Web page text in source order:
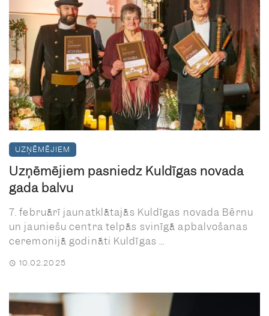
UZŅĒMĒJIEM
Uzņēmējiem pasniedz Kuldīgas novada
gada balvu
7. februārī jaunatklātajās Kuldīgas novada Bērnu
un jauniešu centra telpās svinīgā apbalvošanas
ceremonijā godināti Kuldīgas ...
10.02.2025